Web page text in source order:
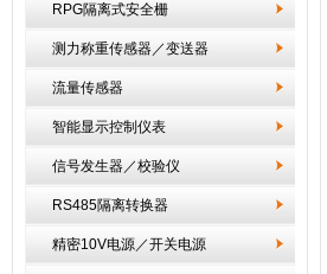
RPG隔离式安全栅
测力称重传感器／变送器
流量传感器
智能显示控制仪表
信号发生器／校验仪
RS485隔离转换器
精密10V电源／开关电源